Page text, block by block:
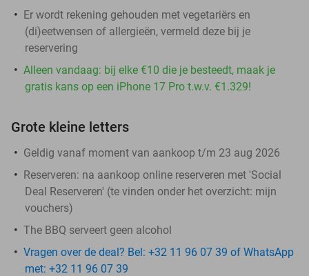
Er wordt rekening gehouden met vegetariërs en
(di)eetwensen of allergieën, vermeld deze bij je
reservering
Alleen vandaag: bij elke €10 die je besteedt, maak je
gratis kans op een iPhone 17 Pro t.w.v. €1.329!
Grote kleine letters
Geldig vanaf moment van aankoop t/m 23 aug 2026
Reserveren: na aankoop online reserveren met 'Social
Deal Reserveren' (te vinden onder het overzicht: mijn
vouchers)
The BBQ serveert geen alcohol
Vragen over de deal? Bel: +32 11 96 07 39 of WhatsApp
met: +32 11 96 07 39